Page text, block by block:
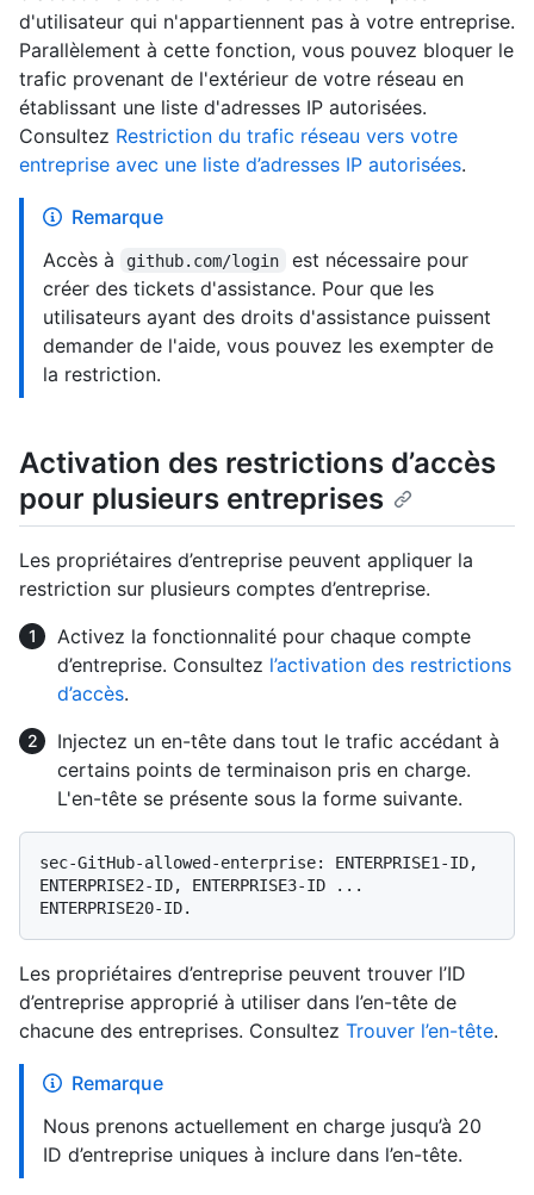
d'utilisateur qui n'appartiennent pas à votre entreprise.
Parallèlement à cette fonction, vous pouvez bloquer le
trafic provenant de l'extérieur de votre réseau en
établissant une liste d'adresses IP autorisées.
Consultez Restriction du trafic réseau vers votre
entreprise avec une liste d’adresses IP autorisées.
Remarque
Accès à
github.com/login
est nécessaire pour
créer des tickets d'assistance. Pour que les
utilisateurs ayant des droits d'assistance puissent
demander de l'aide, vous pouvez les exempter de
la restriction.
Activation des restrictions d’accès
pour plusieurs entreprises
Les propriétaires d’entreprise peuvent appliquer la
restriction sur plusieurs comptes d’entreprise.
Activez la fonctionnalité pour chaque compte
d’entreprise. Consultez l’activation des restrictions
d’accès.
Injectez un en-tête dans tout le trafic accédant à
certains points de terminaison pris en charge.
L'en-tête se présente sous la forme suivante.
sec-GitHub-allowed-enterprise: ENTERPRISE1-ID,
ENTERPRISE2-ID, ENTERPRISE3-ID ...
Les propriétaires d’entreprise peuvent trouver l’ID
d’entreprise approprié à utiliser dans l’en-tête de
chacune des entreprises. Consultez Trouver l’en-tête.
Remarque
Nous prenons actuellement en charge jusqu’à 20
ID d’entreprise uniques à inclure dans l’en-tête.